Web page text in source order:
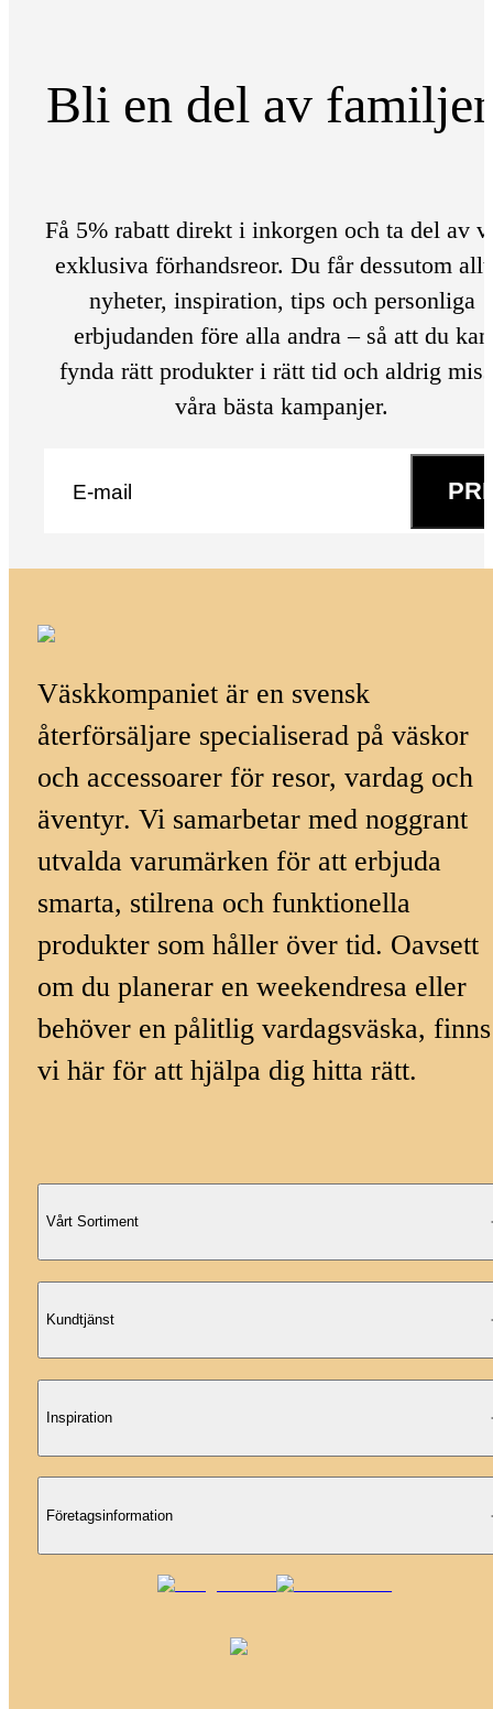
Bli en del av
Få 5% rabatt direkt i inkorgen och ta del av
exklusiva förhandsreor. Du får dessutom
nyheter, inspiration, tips och personliga
erbjudanden före alla andra – så att du kan
fynda rätt produkter i rätt tid och aldrig
våra bästa kampanjer.
Väskkompaniet är en svensk
återförsäljare specialiserad på väskor
och accessoarer för resor, vardag och
äventyr. Vi samarbetar med noggrant
utvalda varumärken för att erbjuda
smarta, stilrena och funktionella
produkter som håller över tid. Oavsett
om du planerar en weekendresa eller
behöver en pålitlig vardagsväska, finns
vi här för att hjälpa dig hitta rätt.
Vårt Sortiment
Kundtjänst
Inspiration
Företagsinformation